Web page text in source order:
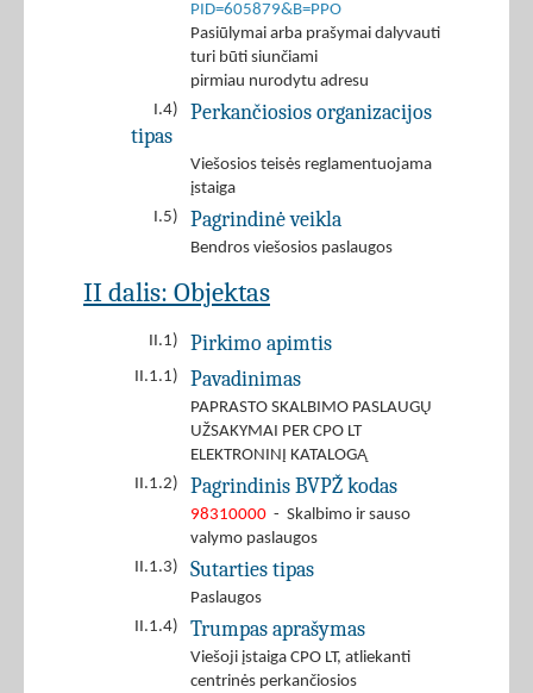
PID=605879&B=PPO
Pasiūlymai arba prašymai dalyvauti
turi būti siunčiami
pirmiau nurodytu adresu
I.4)
Perkančiosios organizacijos
tipas
Viešosios teisės reglamentuojama
įstaiga
I.5)
Pagrindinė veikla
Bendros viešosios paslaugos
II dalis: Objektas
II.1) Pirkimo apimtis
II.1.1) Pavadinimas
PAPRASTO SKALBIMO PASLAUGŲ
UŽSAKYMAI PER CPO LT
ELEKTRONINĮ KATALOGĄ
II.1.2)
Pagrindinis BVPŽ kodas
98310000 - Skalbimo ir sauso
valymo paslaugos
II.1.3)
Sutarties tipas
Paslaugos
II.1.4)
Trumpas aprašymas
Viešoji įstaiga CPO LT, atliekanti
centrinės perkančiosios